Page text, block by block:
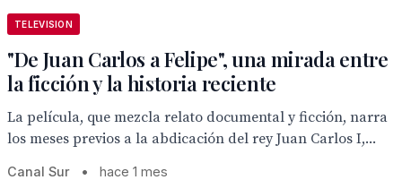
TELEVISION
"De Juan Carlos a Felipe", una mirada entre
la ficción y la historia reciente
La película, que mezcla relato documental y ficción, narra
los meses previos a la abdicación del rey Juan Carlos I,...
Canal Sur • hace 1 mes